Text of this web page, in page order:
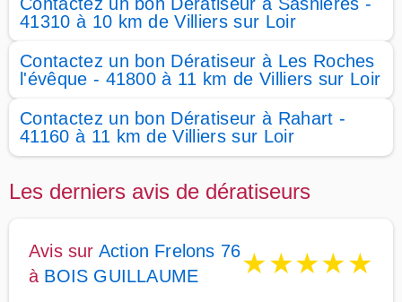
41310 à 10 km de Villiers sur Loir
Contactez un bon Dératiseur à Les Roches
l'évêque - 41800 à 11 km de Villiers sur Loir
Contactez un bon Dératiseur à Rahart -
41160 à 11 km de Villiers sur Loir
Les derniers avis de dératiseurs
Avis sur Action Frelons 76
à BOIS GUILLAUME ★★★★★